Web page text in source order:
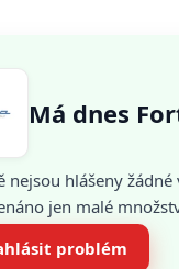
Má dnes
nejsou hlášeny
jen malé
problém